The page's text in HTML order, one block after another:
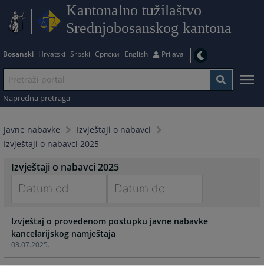
Kantonalno tužilaštvo
Srednjobosanskog kantona
Bosanski Hrvatski Srpski Српски English Prijava
Napredna pretraga
Javne nabavke
Izvještaji o nabavci
Izvještaji o nabavci 2025
Izvještaji o nabavci 2025
forward
to
interact
with
forward
to
with
03.07.2025.
Izvještaj o provedenom postupku javne nabavke
kancelarijskog namještaja